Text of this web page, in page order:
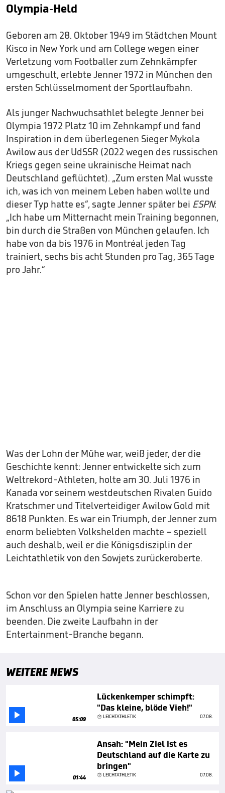
Olympia-Held
Geboren am 28. Oktober 1949 im Städtchen Mount
Kisco in New York und am College wegen einer
Verletzung vom Footballer zum Zehnkämpfer
umgeschult, erlebte Jenner 1972 in München den
ersten Schlüsselmoment der Sportlaufbahn.
Als junger Nachwuchsathlet belegte Jenner bei
Olympia 1972 Platz 10 im Zehnkampf und fand
Inspiration in dem überlegenen Sieger Mykola
Awilow aus der UdSSR (2022 wegen des russischen
Kriegs gegen seine ukrainische Heimat nach
Deutschland geflüchtet). „Zum ersten Mal wusste
ich, was ich von meinem Leben haben wollte und
dieser Typ hatte es“, sagte Jenner später bei ESPN:
„Ich habe um Mitternacht mein Training begonnen,
bin durch die Straßen von München gelaufen. Ich
habe von da bis 1976 in Montréal jeden Tag
trainiert, sechs bis acht Stunden pro Tag, 365 Tage
pro Jahr.“
Was der Lohn der Mühe war, weiß jeder, der die
Geschichte kennt: Jenner entwickelte sich zum
Weltrekord-Athleten, holte am 30. Juli 1976 in
Kanada vor seinem westdeutschen Rivalen Guido
Kratschmer und Titelverteidiger Awilow Gold mit
8618 Punkten. Es war ein Triumph, der Jenner zum
enorm beliebten Volkshelden machte – speziell
auch deshalb, weil er die Königsdisziplin der
Leichtathletik von den Sowjets zurückeroberte.
Schon vor den Spielen hatte Jenner beschlossen,
im Anschluss an Olympia seine Karriere zu
beenden. Die zweite Laufbahn in der
Entertainment-Branche begann.
WEITERE NEWS
 05:09
Lückenkemper schimpft:
"Das kleine, blöde Vieh!"
LEICHTATHLETIK 07.08.
 01:44
Ansah: "Mein Ziel ist es
Deutschland auf die Karte zu
bringen"
LEICHTATHLETIK 07.08.